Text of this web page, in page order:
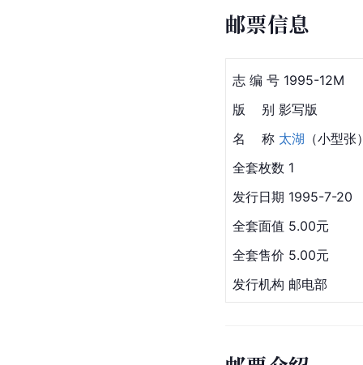
邮票信息
志 编 号 1995-12M
版    别 影写版
名    称 太湖 （小型
全套枚数 1
发行日期 1995-7-20
全套面值 5.00元
全套售价 5.00元
发行机构 邮电部